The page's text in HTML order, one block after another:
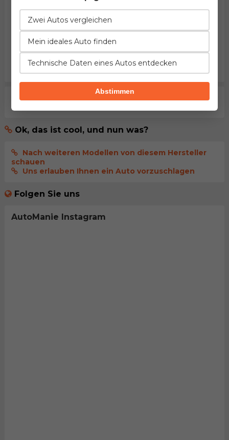
Nutzungsbedingungen
gelesen und akzeptiert zu haben.
melden Sie sich an, damit Ihr Kommentarsofort
veröffentlicht wird
Aktuell gibt es noch keine Kommentare. Seien sie der
erste der dies kommentiert.
Ok, das ist cool, und nun was?
Nach weiteren Modellen von diesem Hersteller
schauen
Uns erlauben Ihnen ein Auto vorzuschlagen
Folgen Sie uns
AutoManie Instagram
Zwei Autos vergleichen
Mein ideales Auto finden
Technische Daten eines Autos entdecken
Abstimmen